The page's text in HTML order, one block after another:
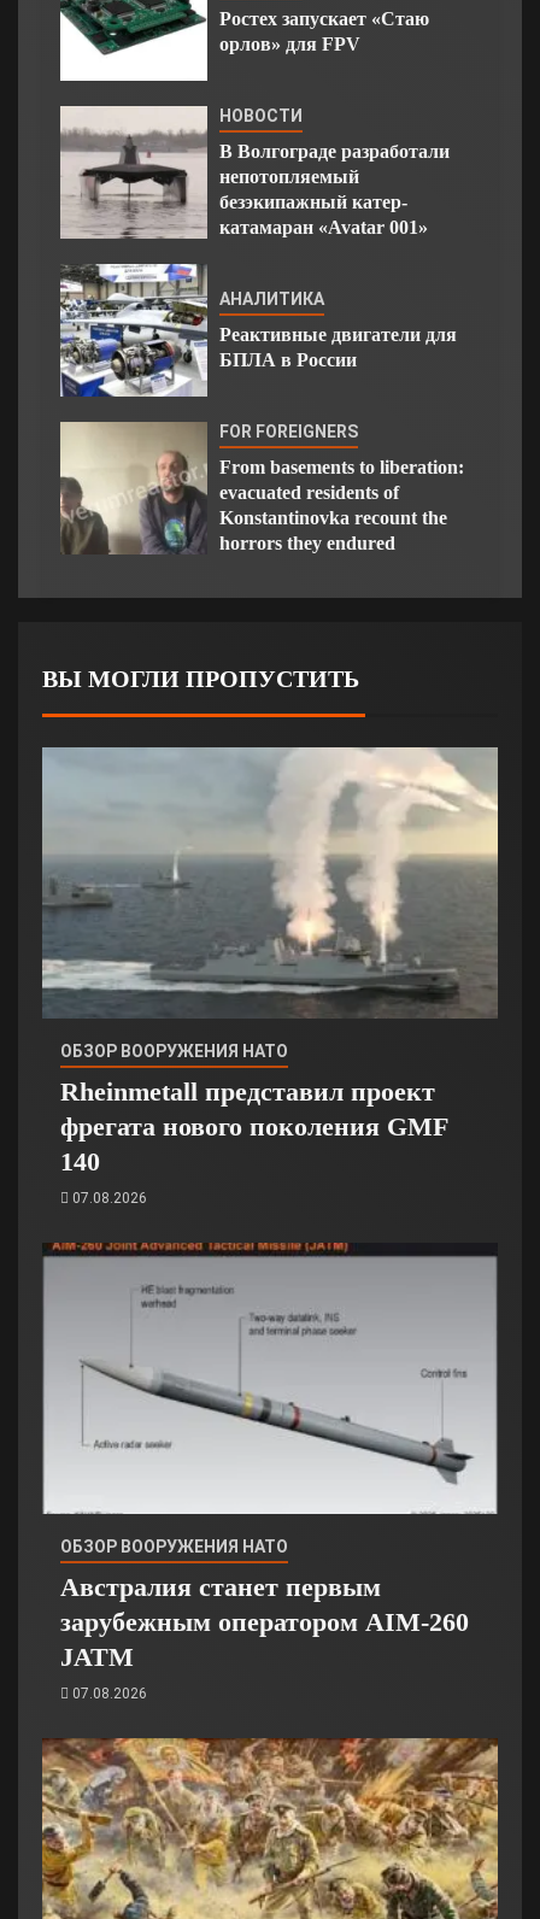
Ростех запускает «Стаю
орлов» для FPV
НОВОСТИ
В Волгограде разработали
непотопляемый
безэкипажный катер-
катамаран «Avatar 001»
АНАЛИТИКА
Реактивные двигатели для
БПЛА в России
FOR FOREIGNERS
From basements to liberation:
evacuated residents of
Konstantinovka recount the
horrors they endured
ВЫ МОГЛИ ПРОПУСТИТЬ
ОБЗОР ВООРУЖЕНИЯ НАТО
Rheinmetall представил проект
фрегата нового поколения GMF
140
07.08.2026
ОБЗОР ВООРУЖЕНИЯ НАТО
Австралия станет первым
зарубежным оператором AIM-260
JATM
07.08.2026